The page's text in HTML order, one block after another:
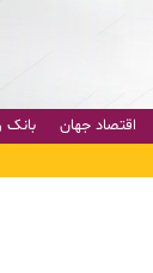
اقتصاد جهان بانک